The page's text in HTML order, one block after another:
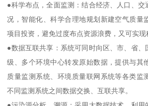
●科学布点，全面监测：结合经济、人口、交
况，智能化、科学合理地规划新建空气质量
项目投资，避免过度布点资源浪费，又可实现
●数据互联共享：系统可同时向区、市、省、
级、多个环境中心转发原始数据，提供与其
质量监测系统、环境质量联网系统等各类监
不同监测系统之间数据交换、互联共享。